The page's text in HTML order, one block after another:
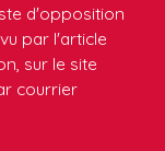
d'opposition
par l'article
sur le site
courrier